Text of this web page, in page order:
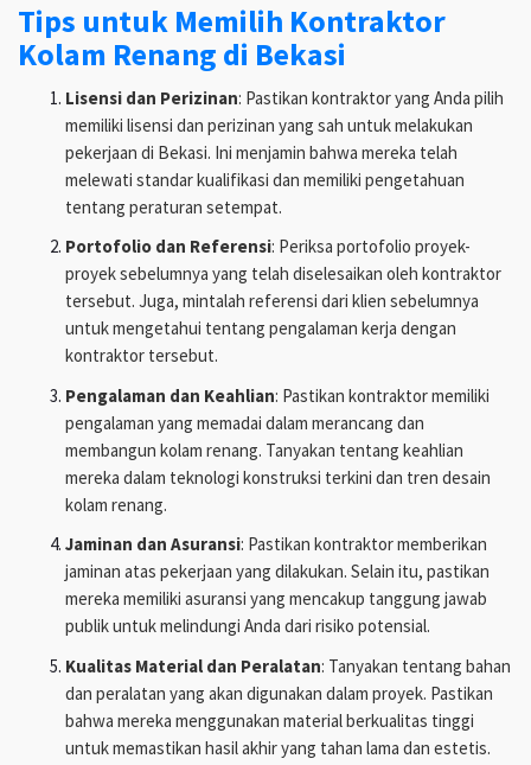
Tips untuk Memilih Kontraktor
Kolam Renang di Bekasi
Lisensi dan Perizinan: Pastikan kontraktor yang Anda pilih
memiliki lisensi dan perizinan yang sah untuk melakukan
pekerjaan di Bekasi. Ini menjamin bahwa mereka telah
melewati standar kualifikasi dan memiliki pengetahuan
tentang peraturan setempat.
Portofolio dan Referensi: Periksa portofolio proyek-
proyek sebelumnya yang telah diselesaikan oleh kontraktor
tersebut. Juga, mintalah referensi dari klien sebelumnya
untuk mengetahui tentang pengalaman kerja dengan
kontraktor tersebut.
Pengalaman dan Keahlian: Pastikan kontraktor memiliki
pengalaman yang memadai dalam merancang dan
membangun kolam renang. Tanyakan tentang keahlian
mereka dalam teknologi konstruksi terkini dan tren desain
kolam renang.
Jaminan dan Asuransi: Pastikan kontraktor memberikan
jaminan atas pekerjaan yang dilakukan. Selain itu, pastikan
mereka memiliki asuransi yang mencakup tanggung jawab
publik untuk melindungi Anda dari risiko potensial.
Kualitas Material dan Peralatan: Tanyakan tentang bahan
dan peralatan yang akan digunakan dalam proyek. Pastikan
bahwa mereka menggunakan material berkualitas tinggi
untuk memastikan hasil akhir yang tahan lama dan estetis.